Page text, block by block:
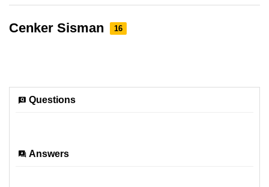
Cenker Sisman 16
Questions
Answers